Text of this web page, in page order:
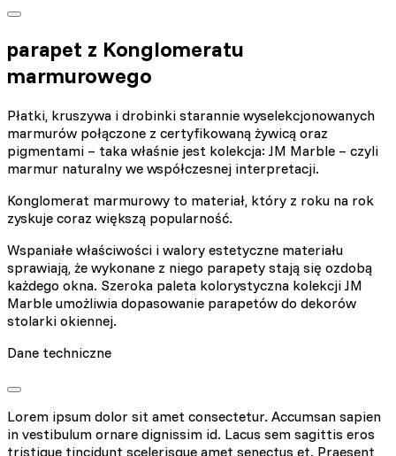
parapet z Konglomeratu
marmurowego
Płatki, kruszywa i drobinki starannie wyselekcjonowanych
marmurów połączone z certyfikowaną żywicą oraz
pigmentami – taka właśnie jest kolekcja: JM Marble – czyli
marmur naturalny we współczesnej interpretacji.
Konglomerat marmurowy to materiał, który z roku na rok
zyskuje coraz większą popularność.
Wspaniałe właściwości i walory estetyczne materiału
sprawiają, że wykonane z niego parapety stają się ozdobą
każdego okna. Szeroka paleta kolorystyczna kolekcji JM
Marble umożliwia dopasowanie parapetów do dekorów
stolarki okiennej.
Dane techniczne
Lorem ipsum dolor sit amet consectetur. Accumsan sapien
in vestibulum ornare dignissim id. Lacus sem sagittis eros
tristique tincidunt scelerisque amet senectus et. Praesent